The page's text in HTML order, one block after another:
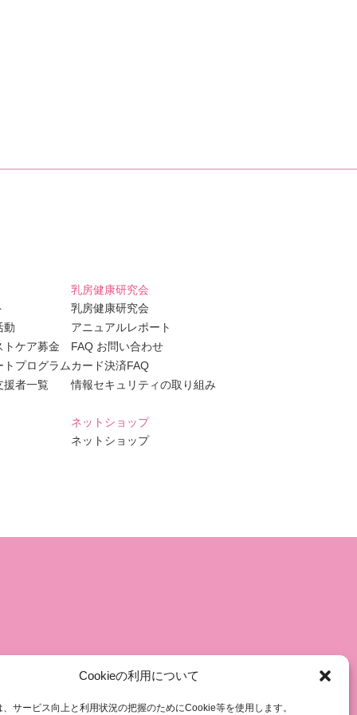
Cookieの利用について
サービス向上と利用状況の把握のためにCookie等を使用します。
動
トケア募金
プログラム
援者一覧
乳房健康研究会
乳房健康研究会
アニュアルレポート
FAQ お問い合わせ
カード決済FAQ
情報セキュリティの取り組み
ネットショップ
ネットショップ